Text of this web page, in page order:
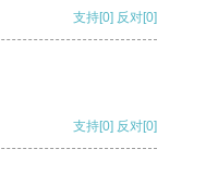
支持[0] 反对[0]
支持[0] 反对[0]